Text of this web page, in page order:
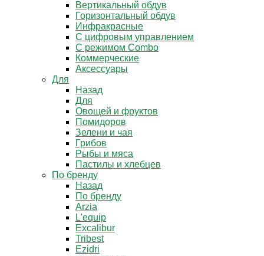
Вертикальный обдув
Горизонтальный обдув
Инфракрасные
С цифровым управлением
С режимом Combo
Коммерческие
Аксессуары
Для
Назад
Для
Овощей и фруктов
Помидоров
Зелени и чая
Грибов
Рыбы и мяса
Пастилы и хлебцев
По бренду
Назад
По бренду
Arzia
L'equip
Excalibur
Tribest
Ezidri